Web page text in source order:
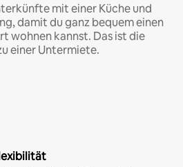
mit einer Küche und
damit du ganz bequem einen
wohnen kannst. Das ist die
einer Untermiete.